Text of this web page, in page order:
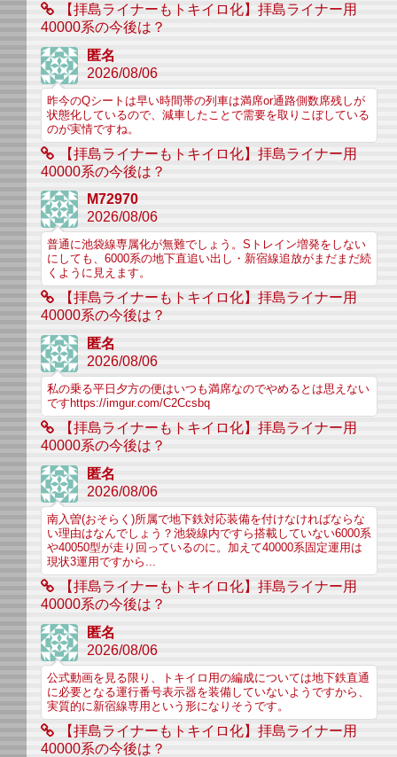
【拝島ライナーもトキイロ化】拝島ライナー用
40000系の今後は？
匿名
2026/08/06
昨今のQシートは早い時間帯の列車は満席or通路側数席残しが
状態化しているので、減車したことで需要を取りこぼしている
のが実情ですね。
【拝島ライナーもトキイロ化】拝島ライナー用
40000系の今後は？
M72970
2026/08/06
普通に池袋線専属化が無難でしょう。Sトレイン増発をしない
にしても、6000系の地下直追い出し・新宿線追放がまだまだ続
くように見えます。
【拝島ライナーもトキイロ化】拝島ライナー用
40000系の今後は？
匿名
2026/08/06
私の乗る平日夕方の便はいつも満席なのでやめるとは思えない
ですhttps://imgur.com/C2Ccsbq
【拝島ライナーもトキイロ化】拝島ライナー用
40000系の今後は？
匿名
2026/08/06
南入曽(おそらく)所属で地下鉄対応装備を付けなければならな
い理由はなんでしょう？池袋線内ですら搭載していない6000系
や40050型が走り回っているのに。加えて40000系固定運用は
現状3運用ですから...
【拝島ライナーもトキイロ化】拝島ライナー用
40000系の今後は？
匿名
2026/08/06
公式動画を見る限り、トキイロ用の編成については地下鉄直通
に必要となる運行番号表示器を装備していないようですから、
実質的に新宿線専用という形になりそうです。
【拝島ライナーもトキイロ化】拝島ライナー用
40000系の今後は？